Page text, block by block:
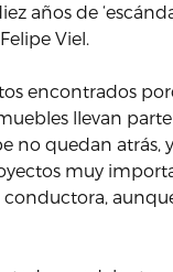
años de
Viel.
encontrados
llevan
no quedan atrás,
muy
conductora,